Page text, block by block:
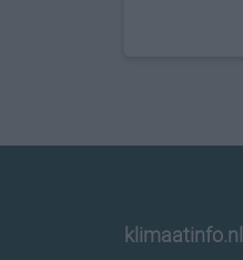
klimaatinfo.nl